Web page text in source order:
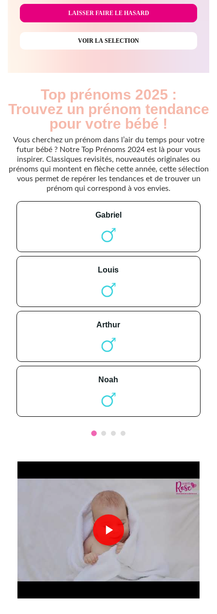
Top prénoms 2025 :
Trouvez un prénom tendance
pour votre bébé !
Vous cherchez un prénom dans l’air du temps pour votre
futur bébé ? Notre Top Prénoms 2024 est là pour vous
inspirer. Classiques revisités, nouveautés originales ou
prénoms qui montent en flèche cette année, cette sélection
vous permet de repérer les tendances et de trouver un
prénom qui correspond à vos envies.
gabriel
louis
arthur
noah